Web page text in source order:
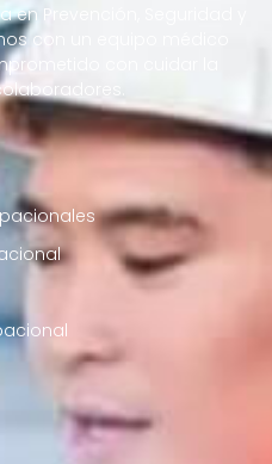
Prevención, Seguridad y
con un equipo médico
con cuidar la